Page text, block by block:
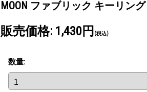
MOON ファブリック キーリング
販売価格: 1,430円 (税込)
数量: